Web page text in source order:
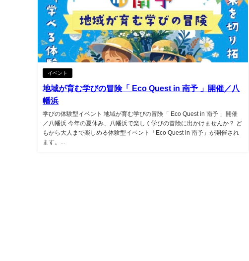
イベント
地域が育む学びの冒険「 Eco Quest in 南予 」開催／八
幡浜
学びの体験型イベント 地域が育む学びの冒険「 Eco Quest in 南予 」開催
／八幡浜 今年の夏休み、八幡浜で楽しく学びの冒険に出かけませんか？ ど
もから大人まで楽しめる体験型イベント「Eco Quest in 南予」が開催され
ます。...